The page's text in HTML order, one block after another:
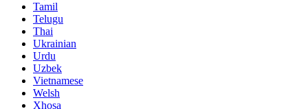
Tamil
Telugu
Thai
Ukrainian
Urdu
Uzbek
Vietnamese
Welsh
Xhosa